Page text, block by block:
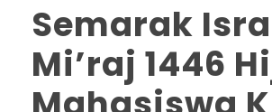
Semarak Isra
Mi’raj 1446